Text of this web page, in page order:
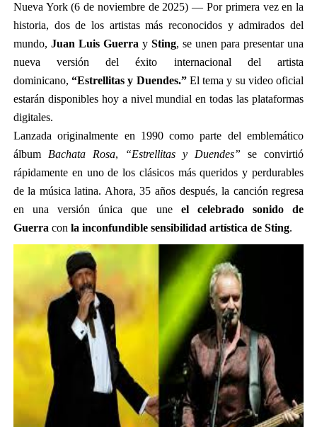
Nueva York (6 de noviembre de 2025) — Por primera vez en la
historia, dos de los artistas más reconocidos y admirados del
mundo, Juan Luis Guerra y Sting, se unen para presentar una
nueva versión del éxito internacional del artista
dominicano, “Estrellitas y Duendes.” El tema y su video oficial
estarán disponibles hoy a nivel mundial en todas las plataformas
digitales.
Lanzada originalmente en 1990 como parte del emblemático
álbum
Bachata Rosa, “Estrellitas y Duendes”
se convirtió
rápidamente en uno de los clásicos más queridos y perdurables
de la música latina. Ahora, 35 años después, la canción regresa
en una versión única que une
el celebrado sonido de
Guerra con la inconfundible sensibilidad artística de Sting.